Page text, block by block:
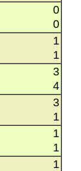
0
0
1
1
3
4
3
1
1
1
1